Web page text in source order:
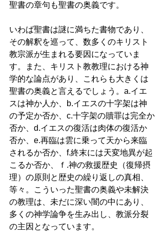
聖書の章句も聖書の奥義です。
いわば聖書は謎に満ちた書物であり、
その解釈を巡って、数多くのキリスト
教宗派が生まれる要因になっていま
す。また、キリスト教教理における神
学的な論点があり、これらも大きくは
聖書の奥義と言えるでしょう。a.イエ
スは神か人か、b.イエスの十字架は神
の予定か否か、c.十字架の贖罪は完全か
否か、d.イエスの復活は肉体の復活か
否か、e.再臨は雲に乗って天から来臨
されるか否か、f.終末には天変地異が起
こるか否か、ｆ.神の救援歴史（復帰摂
理）の原則と歴史の繰り返しの真相、
等々。こういった聖書の奥義や未解決
の教理は、未だに深い闇の中にあり、
多くの神学論争を生み出し、教派分裂
の主因となっています。